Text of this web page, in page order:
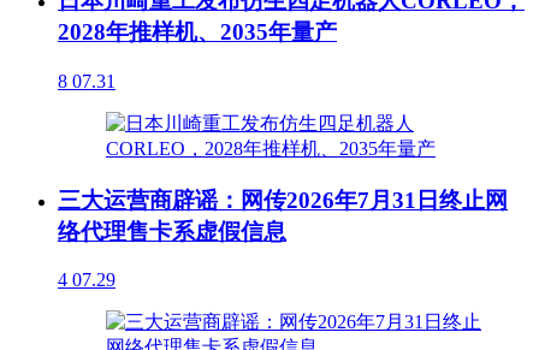
2028年推样机、2035年量产
8 07.31
三大运营商辟谣：网传2026年7月31日终止网
络代理售卡系虚假信息
4 07.29